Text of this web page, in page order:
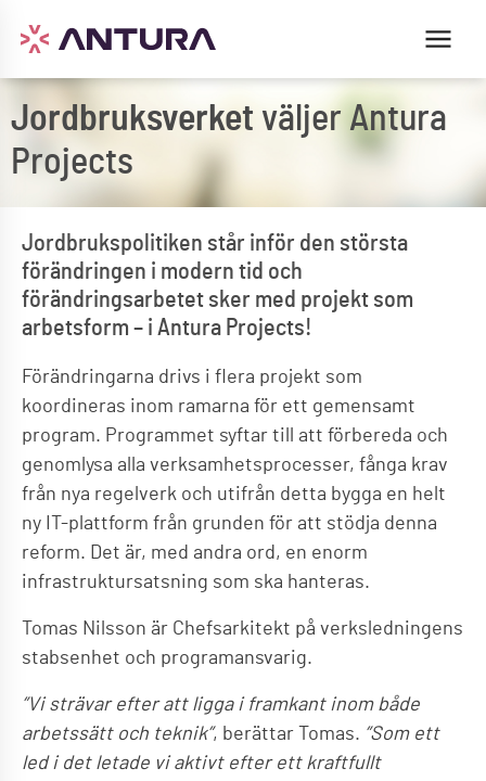
Jordbruksverket väljer Antura
Projects
Jordbrukspolitiken står inför den största
förändringen i modern tid och
förändringsarbetet sker med projekt som
arbetsform – i Antura Projects!
Förändringarna drivs i flera projekt som
koordineras inom ramarna för ett gemensamt
program. Programmet syftar till att förbereda och
genomlysa alla verksamhetsprocesser, fånga krav
från nya regelverk och utifrån detta bygga en helt
ny IT-plattform från grunden för att stödja denna
reform. Det är, med andra ord, en enorm
infrastruktursatsning som ska hanteras.
Tomas Nilsson är Chefsarkitekt på verksledningens
stabsenhet och programansvarig.
”Vi strävar efter att ligga i framkant inom både
arbetssätt och teknik”, berättar Tomas. ”Som ett
led i det letade vi aktivt efter ett kraftfullt